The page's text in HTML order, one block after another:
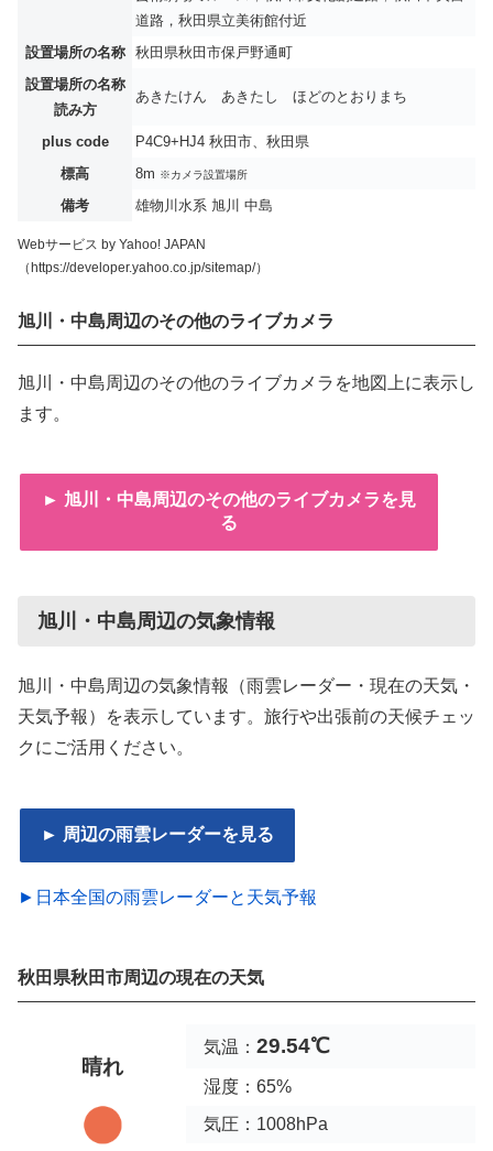
道路，秋田県立美術館付近
設置場所の名称
秋田県秋田市保戸野通町
設置場所の名称
読み方
あきたけん あきたし ほどのとおりまち
plus code
P4C9+HJ4 秋田市、秋田県
標高
8m ※カメラ設置場所
備考 雄物川水系 旭川 中島
Webサービス by Yahoo! JAPAN
（https://developer.yahoo.co.jp/sitemap/）
旭川・中島周辺のその他のライブカメラ
旭川・中島周辺のその他のライブカメラを地図上に表示し
ます。
► 旭川・中島周辺のその他のライブカメラを見
る
旭川・中島周辺の気象情報
旭川・中島周辺の気象情報（雨雲レーダー・現在の天気・
天気予報）を表示しています。旅行や出張前の天候チェッ
クにご活用ください。
► 周辺の雨雲レーダーを見る
►日本全国の雨雲レーダーと天気予報
秋田県秋田市周辺の現在の天気
晴れ
気温： 29.54℃
湿度：65%
気圧：1008hPa